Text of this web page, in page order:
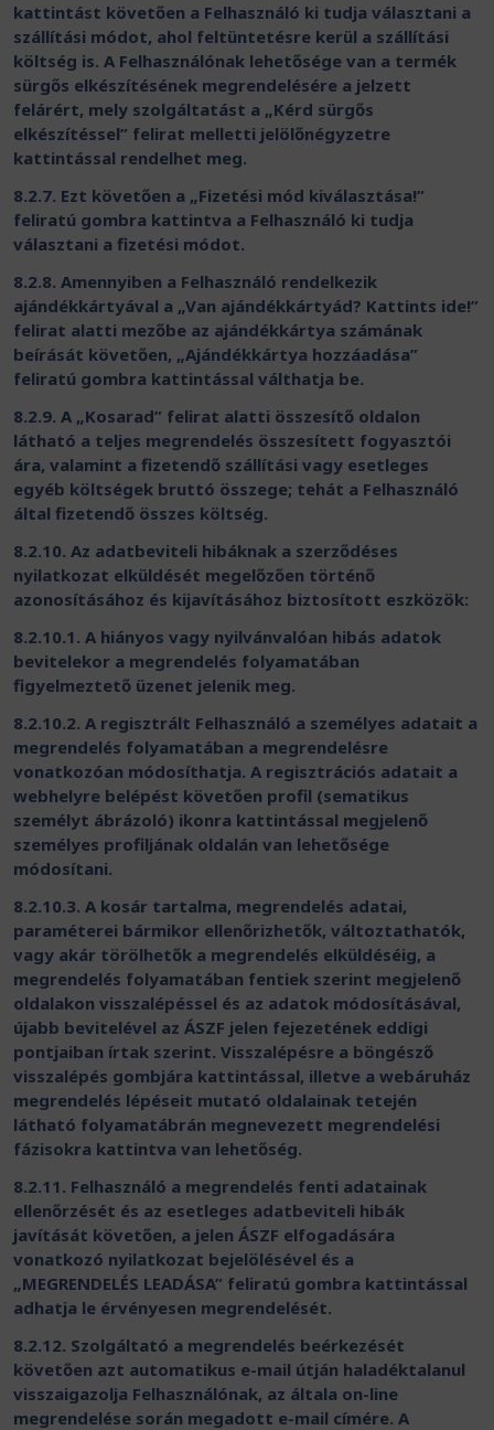
kattintást követően a Felhasználó ki tudja választani a
szállítási módot, ahol feltüntetésre kerül a szállítási
költség is. A Felhasználónak lehetősége van a termék
sürgős elkészítésének megrendelésére a jelzett
felárért, mely szolgáltatást a „Kérd sürgős
elkészítéssel” felirat melletti jelölőnégyzetre
kattintással rendelhet meg.
8.2.7. Ezt követően a „Fizetési mód kiválasztása!”
feliratú gombra kattintva a Felhasználó ki tudja
választani a fizetési módot.
8.2.8. Amennyiben a Felhasználó rendelkezik
ajándékkártyával a „Van ajándékkártyád? Kattints ide!”
felirat alatti mezőbe az ajándékkártya számának
beírását követően, „Ajándékkártya hozzáadása”
feliratú gombra kattintással válthatja be.
8.2.9. A „Kosarad” felirat alatti összesítő oldalon
látható a teljes megrendelés összesített fogyasztói
ára, valamint a fizetendő szállítási vagy esetleges
egyéb költségek bruttó összege; tehát a Felhasználó
által fizetendő összes költség.
8.2.10. Az adatbeviteli hibáknak a szerződéses
nyilatkozat elküldését megelőzően történő
azonosításához és kijavításához biztosított eszközök:
8.2.10.1. A hiányos vagy nyilvánvalóan hibás adatok
bevitelekor a megrendelés folyamatában
figyelmeztető üzenet jelenik meg.
8.2.10.2. A regisztrált Felhasználó a személyes adatait a
megrendelés folyamatában a megrendelésre
vonatkozóan módosíthatja. A regisztrációs adatait a
webhelyre belépést követően profil (sematikus
személyt ábrázoló) ikonra kattintással megjelenő
személyes profiljának oldalán van lehetősége
módosítani.
8.2.10.3. A kosár tartalma, megrendelés adatai,
paraméterei bármikor ellenőrizhetők, változtathatók,
vagy akár törölhetők a megrendelés elküldéséig, a
megrendelés folyamatában fentiek szerint megjelenő
oldalakon visszalépéssel és az adatok módosításával,
újabb bevitelével az ÁSZF jelen fejezetének eddigi
pontjaiban írtak szerint. Visszalépésre a böngésző
visszalépés gombjára kattintással, illetve a webáruház
megrendelés lépéseit mutató oldalainak tetején
látható folyamatábrán megnevezett megrendelési
fázisokra kattintva van lehetőség.
8.2.11. Felhasználó a megrendelés fenti adatainak
ellenőrzését és az esetleges adatbeviteli hibák
javítását követően, a jelen ÁSZF elfogadására
vonatkozó nyilatkozat bejelölésével és a
„MEGRENDELÉS LEADÁSA” feliratú gombra kattintással
adhatja le érvényesen megrendelését.
8.2.12. Szolgáltató a megrendelés beérkezését
követően azt automatikus e-mail útján haladéktalanul
visszaigazolja Felhasználónak, az általa on-line
megrendelése során megadott e-mail címére. A